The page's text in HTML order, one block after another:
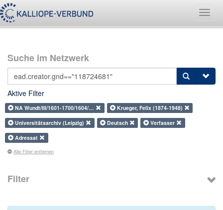
Suche im Netzwerk
Aktive Filter
NA Wundt/III/1601-1700/1604/…
Krueger, Felix (1874-1948)
Universitätsarchiv (Leipzig)
Deutsch
Verfasser
Adressat
Alle Filter entfernen
Filter